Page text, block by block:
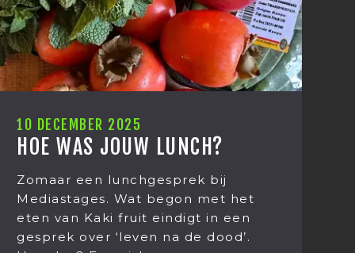
1 DECEMBER 2025
CARMEN DREYER, ONZE
NIEUWE MARKETEER
Ik ben Carmen Dreyer en vanaf
heden de nieuwe marketeer van
Mediastages. Het leek mij daarom